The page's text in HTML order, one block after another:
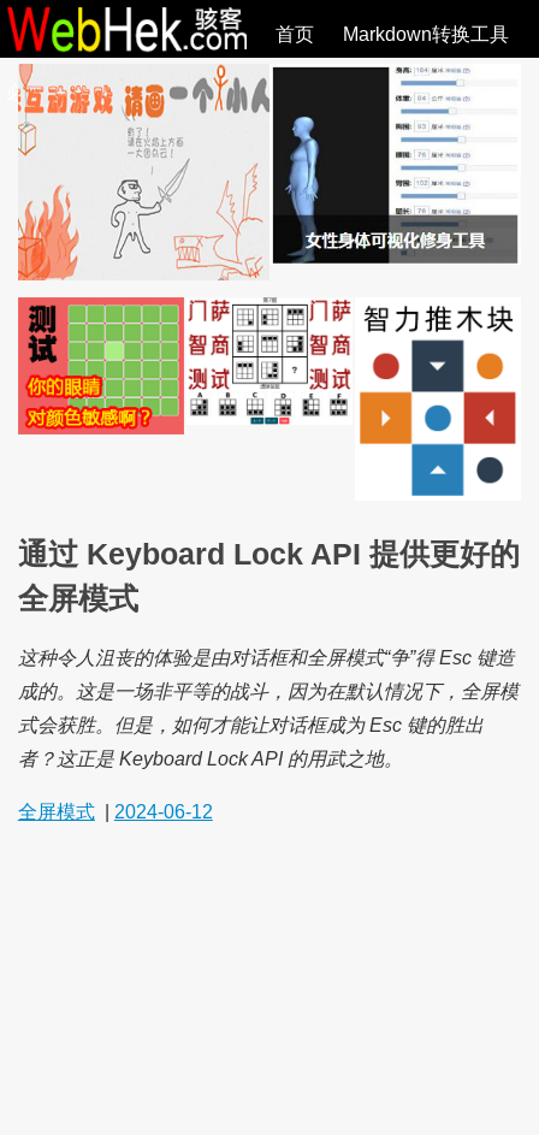
首页 Markdown转换工具
必观作品 SVG教程 SVG手册 全部文章
通过 Keyboard Lock API 提供更好的
全屏模式
这种令人沮丧的体验是由对话框和全屏模式“争”得 Esc 键造
成的。这是一场非平等的战斗，因为在默认情况下，全屏模
式会获胜。但是，如何才能让对话框成为 Esc 键的胜出
者？这正是 Keyboard Lock API 的用武之地。
全屏模式 2024-06-12